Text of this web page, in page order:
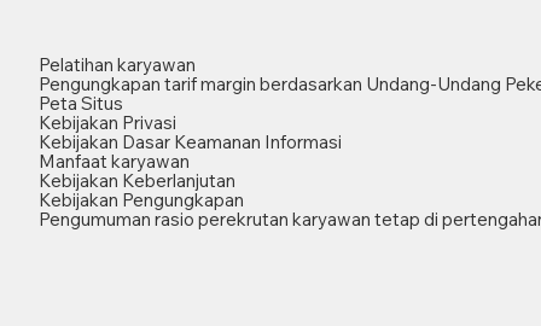
Pelatihan karyawan
Pengungkapan tarif margin berdasarkan Undang-Undang
Peta Situs
Kebijakan Privasi
Kebijakan Dasar Keamanan Informasi
Manfaat karyawan
Kebijakan Keberlanjutan
Kebijakan Pengungkapan
Pengumuman rasio perekrutan karyawan tetap di